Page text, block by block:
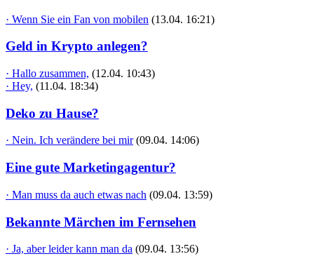
· Wenn Sie ein Fan von mobilen (13.04. 16:21)
Geld in Krypto anlegen?
· Hallo zusammen, (12.04. 10:43)
· Hey, (11.04. 18:34)
Deko zu Hause?
· Nein. Ich verändere bei mir (09.04. 14:06)
Eine gute Marketingagentur?
· Man muss da auch etwas nach (09.04. 13:59)
Bekannte Märchen im Fernsehen
· Ja, aber leider kann man da (09.04. 13:56)